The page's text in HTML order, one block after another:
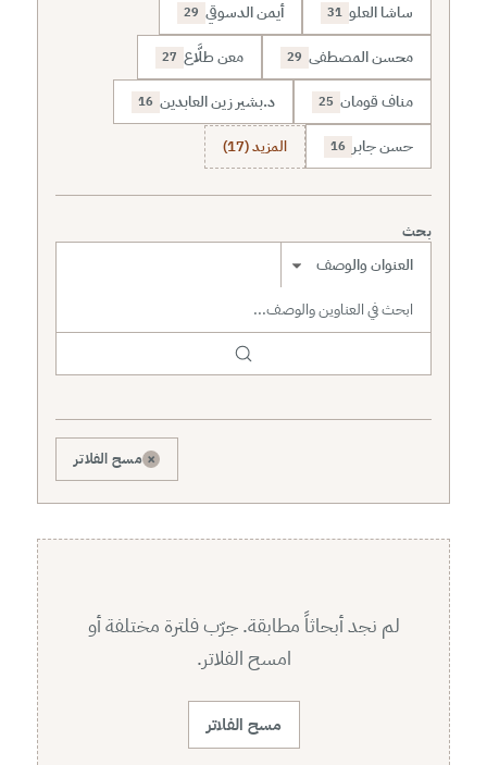
ساشا العلو 31 أيمن الدسوقي 29
محسن المصطفى 29 معن طلَّاع 27
مناف قومان 25 د.بشير زين العابدين 16
حسن جابر 16 المزيد (17)
بحث
نطاق البحث
× مسح الفلاتر
لم نجد أبحاثاً مطابقة. جرّب فلترة مختلفة أو
امسح الفلاتر.
مسح الفلاتر